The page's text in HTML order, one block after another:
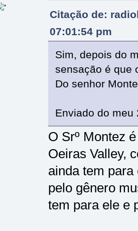
Citação de:
07:01:54 pm
Sim, depois do
sensação é que
Do senhor
Enviado do meu
O Srº Montez
Oeiras Valley,
ainda tem
pelo gênero
tem para ele e